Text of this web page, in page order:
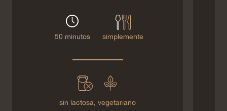
50 minutos simplemente
sin lactosa, vegetariano